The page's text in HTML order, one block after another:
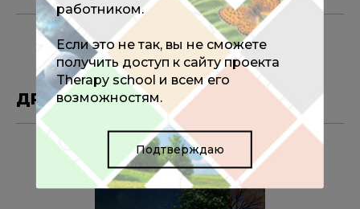
ДРУГИЕ МАТЕРИАЛЫ ПО ТЕМЕ
Всероссийский конгресс
«Долголетие против старения»
27-28 ноября 2025 года
работником.
Если это не так, вы не сможете
получить доступ к сайту проекта
Therapy school и всем его
возможностям.
Подтверждаю